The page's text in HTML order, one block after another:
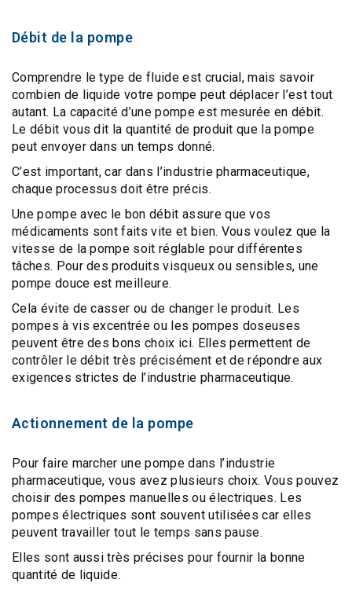
Débit de la pompe
Comprendre le type de fluide est crucial, mais savoir
combien de liquide votre pompe peut déplacer l’est tout
autant. La capacité d’une pompe est mesurée en débit.
Le débit vous dit la quantité de produit que la pompe
peut envoyer dans un temps donné.
C’est important, car dans l’industrie pharmaceutique,
chaque processus doit être précis.
Une pompe avec le bon débit assure que vos
médicaments sont faits vite et bien. Vous voulez que la
vitesse de la pompe soit réglable pour différentes
tâches. Pour des produits visqueux ou sensibles, une
pompe douce est meilleure.
Cela évite de casser ou de changer le produit. Les
pompes à vis excentrée ou les pompes doseuses
peuvent être des bons choix ici. Elles permettent de
contrôler le débit très précisément et de répondre aux
exigences strictes de l’industrie pharmaceutique.
Actionnement de la pompe
Pour faire marcher une pompe dans l’industrie
pharmaceutique, vous avez plusieurs choix. Vous pouvez
choisir des pompes manuelles ou électriques. Les
pompes électriques sont souvent utilisées car elles
peuvent travailler tout le temps sans pause.
Elles sont aussi très précises pour fournir la bonne
quantité de liquide.